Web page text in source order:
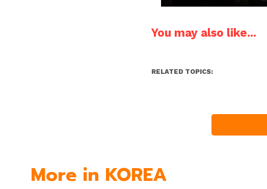
You may also like...
RELATED TOPICS:
More in KOREA